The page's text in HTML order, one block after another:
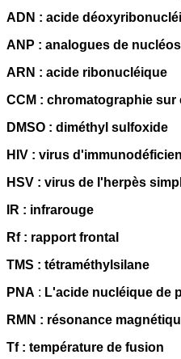
ADN : acide
ANP : analogues de
ARN : acide ribonucléique
CCM : chromatographie sur
DMSO : diméthyl sulfoxide
HIV : virus
HSV : virus de l'herpès
IR : infrarouge
Rf : rapport frontal
TMS : tétraméthylsilane
PNA : L'acide nucléique de
RMN : résonance
Tf : température de fusion